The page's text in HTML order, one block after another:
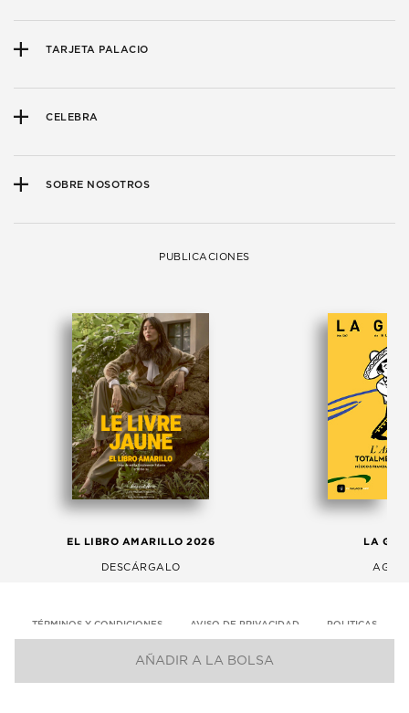
AÑADIR A LA BOLSA
TARJETA PALACIO
CELEBRA
SOBRE NOSOTROS
PUBLICACIONES
EL LIBRO AMARILLO 2026
DESCÁRGALO
LA
TÉRMINOS Y CONDICIONES AVISO DE PRIVACIDAD POLITICAS